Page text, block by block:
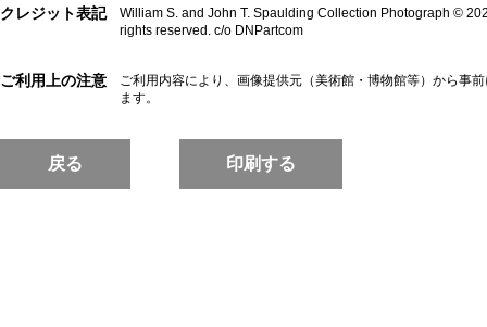
クレジット表記
William S. and John T. Spaulding Collection Photograph ©
rights reserved. c/o DNPartcom
ご利用上の注意
ご利用内容により、画像提供元（美術館・博物館等）から事
ます。
戻る 印刷する